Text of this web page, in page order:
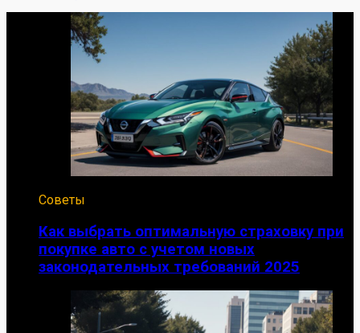
Советы
Как выбрать оптимальную страховку при
покупке авто с учетом новых
законодательных требований 2025